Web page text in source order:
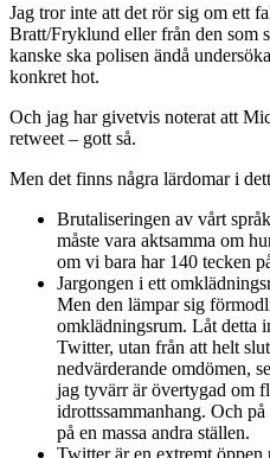
Jag tror inte att det rör sig om ett
Bratt/Fryklund eller från den som
kanske ska polisen ändå
konkret hot.
Och jag har givetvis noterat att
retweet – gott så.
Men det finns några lärdomar i
Brutaliseringen av vårt
måste vara aktsamma om
om vi bara har 140 tecken
Jargongen i ett
Men den lämpar sig
omklädningsrum. Låt detta
Twitter, utan från att helt
nedvärderande omdömen,
jag tyvärr är övertygad om
idrottssammanhang. Och
på en massa andra ställen.
Twitter är en extremt